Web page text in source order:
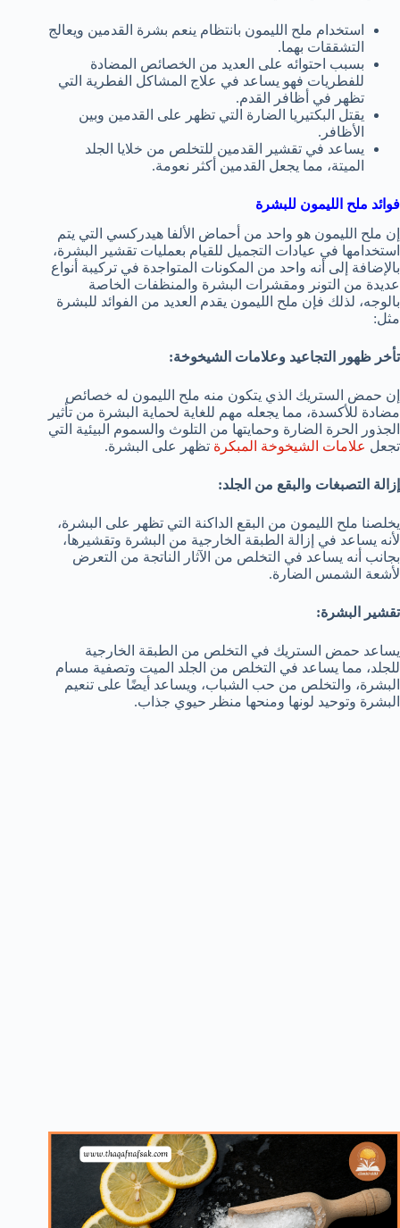
استخدام ملح الليمون بانتظام ينعم بشرة القدمين ويعالج
التشققات بهما.
بسبب احتوائه على العديد من الخصائص المضادة
للفطريات فهو يساعد في علاج المشاكل الفطرية التي
تظهر في أظافر القدم.
يقتل البكتيريا الضارة التي تظهر على القدمين وبين
الأظافر.
يساعد في تقشير القدمين للتخلص من خلايا الجلد
الميتة، مما يجعل القدمين أكثر نعومة.
فوائد ملح الليمون للبشرة
إن ملح الليمون هو واحد من أحماض الألفا هيدركسي التي يتم
استخدامها في عيادات التجميل للقيام بعمليات تقشير البشرة،
بالإضافة إلى أنه واحد من المكونات المتواجدة في تركيبة أنواع
عديدة من التونر ومقشرات البشرة والمنظفات الخاصة
بالوجه، لذلك فإن ملح الليمون يقدم العديد من الفوائد للبشرة
مثل:
تأخر ظهور التجاعيد وعلامات الشيخوخة:
إن حمض الستريك الذي يتكون منه ملح الليمون له خصائص
مضادة للأكسدة، مما يجعله مهم للغاية لحماية البشرة من تأثير
الجذور الحرة الضارة وحمايتها من التلوث والسموم البيئية التي
تجعل علامات الشيخوخة المبكرة تظهر على البشرة.
إزالة التصبغات والبقع من الجلد:
يخلصنا ملح الليمون من البقع الداكنة التي تظهر على البشرة،
لأنه يساعد في إزالة الطبقة الخارجية من البشرة وتقشيرها،
بجانب أنه يساعد في التخلص من الآثار الناتجة من التعرض
لأشعة الشمس الضارة.
تقشير البشرة:
يساعد حمض الستريك في التخلص من الطبقة الخارجية
للجلد، مما يساعد في التخلص من الجلد الميت وتصفية مسام
البشرة، والتخلص من حب الشباب، ويساعد أيضًا على تنعيم
البشرة وتوحيد لونها ومنحها منظر حيوي جذاب.